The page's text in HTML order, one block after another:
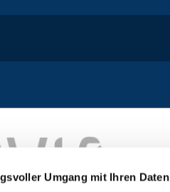
Umgang mit Ihren Daten